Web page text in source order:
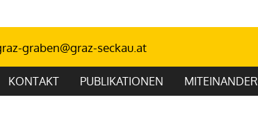
graben@graz-seckau.at
KONTAKT PUBLIKATIONEN MITEINANDER